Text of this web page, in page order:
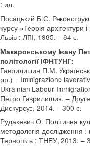
: ил.
Посацький Б.С.
курсу «Теорія
Львів : ЛПІ, 1985. – 84 с.
Макаровському Івану
політології ІФНТУНГ:
Гаврилишин П.М.
рр.) = Immigrazione
Ukrainian Labour
Петро Гаврилишин. –
Дискурсус, 2014. – 300 с.
Рудакевич О. Політична
методологія дослідження
Тернопіль : ТНЕУ, 2013. –